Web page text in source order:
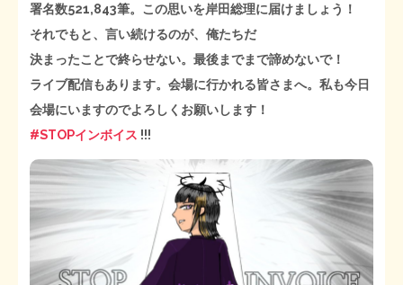
署名数521,843筆。この思いを岸田総理に届けましょう！
それでもと、言い続けるのが、俺たちだ
決まったことで終らせない。最後までまで諦めないで！
ライブ配信もあります。会場に行かれる皆さまへ。私も今日
会場にいますのでよろしくお願いします！
#STOPインボイス !!!